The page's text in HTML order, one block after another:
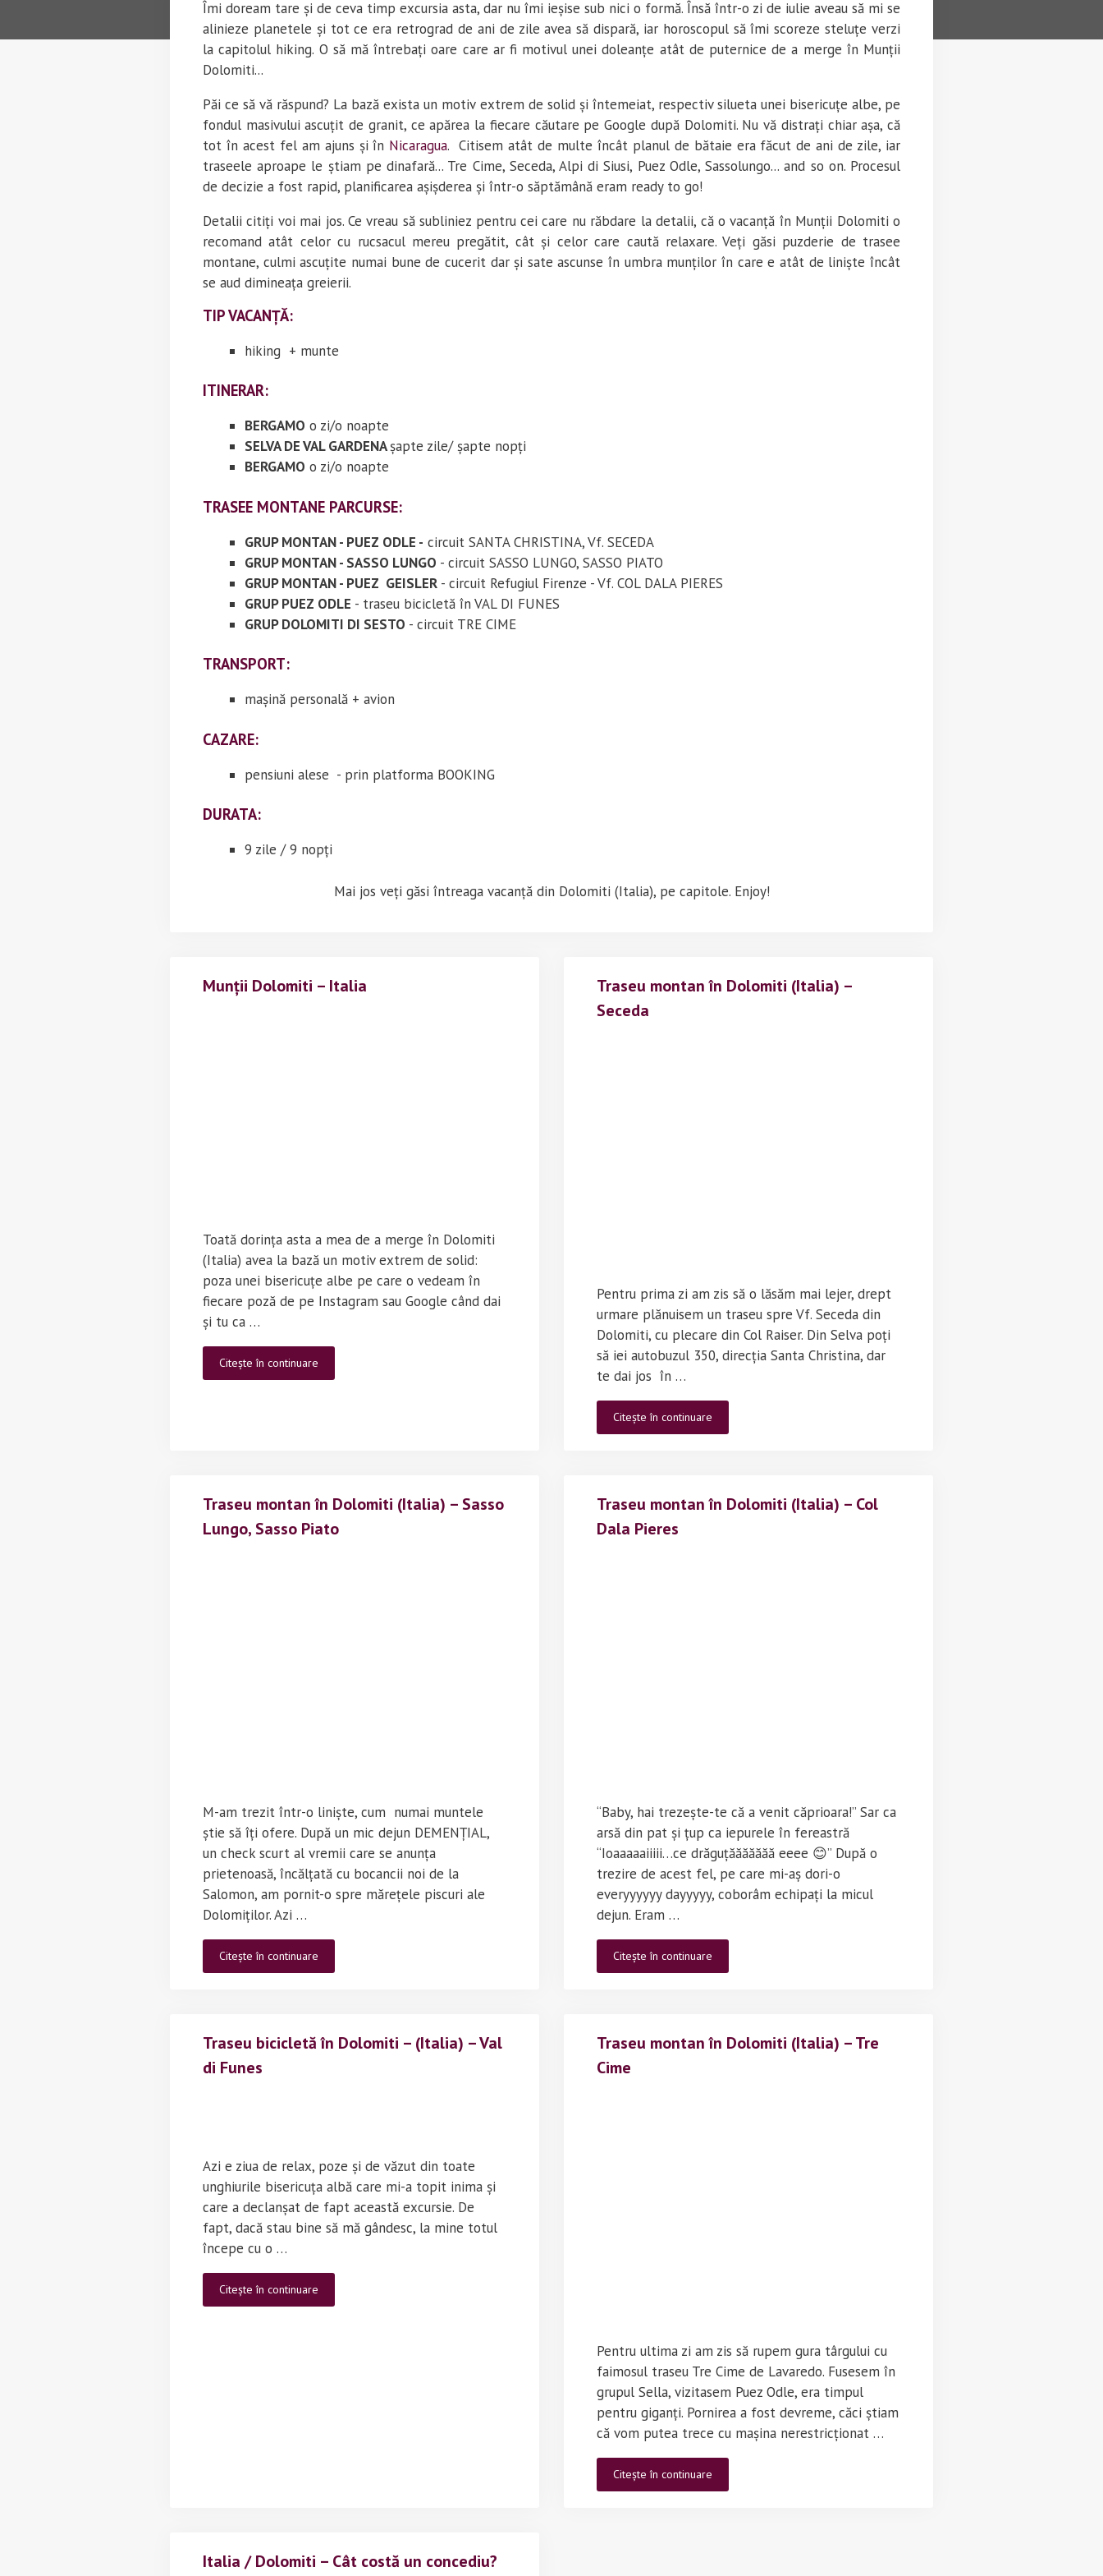
Îmi doream tare și de ceva timp excursia asta, dar nu îmi ieșise sub nici o formă. Însă într-o zi de iulie aveau să mi se
alinieze planetele și tot ce era retrograd de ani de zile avea să dispară, iar horoscopul să îmi scoreze steluțe verzi
la capitolul hiking. O să mă întrebați oare care ar fi motivul unei doleanțe atât de puternice de a merge în Munții
Dolomiti...
Păi ce să vă răspund? La bază exista un motiv extrem de solid și întemeiat, respectiv silueta unei bisericuțe albe, pe
fondul masivului ascuțit de granit, ce apărea la fiecare căutare pe Google după Dolomiti. Nu vă distrați chiar așa, că
tot în acest fel am ajuns și în Nicaragua. Citisem atât de multe încât planul de bătaie era făcut de ani de zile, iar
traseele aproape le știam pe dinafară... Tre Cime, Seceda, Alpi di Siusi, Puez Odle, Sassolungo... and so on. Procesul
de decizie a fost rapid, planificarea așișderea și într-o săptămână eram ready to go!
Detalii citiți voi mai jos. Ce vreau să subliniez pentru cei care nu răbdare la detalii, că o vacanță în Munții Dolomiti o
recomand atât celor cu rucsacul mereu pregătit, cât și celor care caută relaxare. Veți găsi puzderie de trasee
montane, culmi ascuțite numai bune de cucerit dar și sate ascunse în umbra munților în care e atât de liniște încât
se aud dimineața greierii.
TIP VACANȚĂ:
hiking + munte
ITINERAR:
BERGAMO o zi/o noapte
SELVA DE VAL GARDENAșapte zile/ șapte nopți
BERGAMO o zi/o noapte
TRASEE MONTANE PARCURSE:
GRUP MONTAN - PUEZ ODLE - circuit SANTA CHRISTINA, Vf. SECEDA
GRUP MONTAN - SASSO LUNGO - circuit SASSO LUNGO, SASSO PIATO
GRUP MONTAN - PUEZ GEISLER - circuit Refugiul Firenze - Vf. COL DALA PIERES
GRUP PUEZ ODLE - traseu bicicletă în VAL DI FUNES
GRUP DOLOMITI DI SESTO - circuit TRE CIME
TRANSPORT:
mașină personală + avion
CAZARE:
pensiuni alese - prin platforma BOOKING
DURATA:
9 zile / 9 nopți
Mai jos veți găsi întreaga vacanță din Dolomiti (Italia), pe capitole. Enjoy!
Munții Dolomiti – Italia
Toată dorința asta a mea de a merge în Dolomiti
(Italia) avea la bază un motiv extrem de solid:
poza unei bisericuțe albe pe care o vedeam în
fiecare poză de pe Instagram sau Google când dai
și tu ca …
Citește în continuare
Dolomiti
Traseu montan în Dolomiti (Italia) –
Seceda
Pentru prima zi am zis să o lăsăm mai lejer, drept
urmare plănuisem un traseu spre Vf. Seceda din
Dolomiti, cu plecare din Col Raiser. Din Selva poți
să iei autobuzul 350, direcția Santa Christina, dar
te dai jos în …
Citește în continuare
montan
–
Traseu montan în Dolomiti (Italia) – Sasso
Lungo, Sasso Piato
M-am trezit într-o liniște, cum numai muntele
știe să îți ofere. După un mic dejun DEMENȚIAL,
un check scurt al vremii care se anunța
prietenoasă, încălțată cu bocancii noi de la
Salomon, am pornit-o spre mărețele piscuri ale
Dolomiților. Azi …
Citește în continuare
montan
–
Traseu montan în Dolomiti (Italia) – Col
Dala Pieres
“Baby, hai trezește-te că a venit căprioara!” Sar ca
arsă din pat și țup ca iepurele în fereastră
“Ioaaaaaiiiii…ce drăguțăăăăăăă eeee 😊” După o
trezire de acest fel, pe care mi-aș dori-o
everyyyyyy dayyyyy, coborâm echipați la micul
dejun. Eram …
Citește în continuare
montan
–
Traseu bicicletă în Dolomiti – (Italia) – Val
di Funes
Azi e ziua de relax, poze și de văzut din toate
unghiurile bisericuța albă care mi-a topit inima și
care a declanșat de fapt această excursie. De
fapt, dacă stau bine să mă gândesc, la mine totul
începe cu o …
Citește în continuare
bicicletă
Traseu montan în Dolomiti (Italia) – Tre
Cime
Pentru ultima zi am zis să rupem gura târgului cu
faimosul traseu Tre Cime de Lavaredo. Fusesem în
grupul Sella, vizitasem Puez Odle, era timpul
pentru giganți. Pornirea a fost devreme, căci știam
că vom putea trece cu mașina nerestricționat …
Citește în continuare
montan
Italia / Dolomiti – Cât costă un concediu?